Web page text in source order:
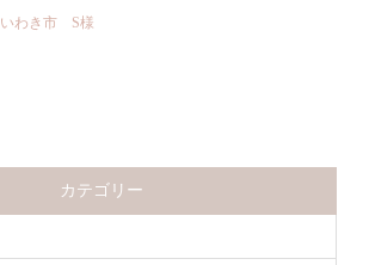
いわき市 S様
カテゴリー